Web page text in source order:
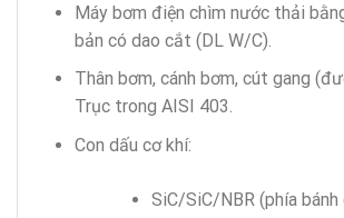
Máy bơm điện chìm nước thải
bản có dao cắt (DL W/C).
Thân bơm, cánh bơm, cút gang
Trục trong AISI 403.
Con dấu cơ khí:
SiC/SiC/NBR (phía